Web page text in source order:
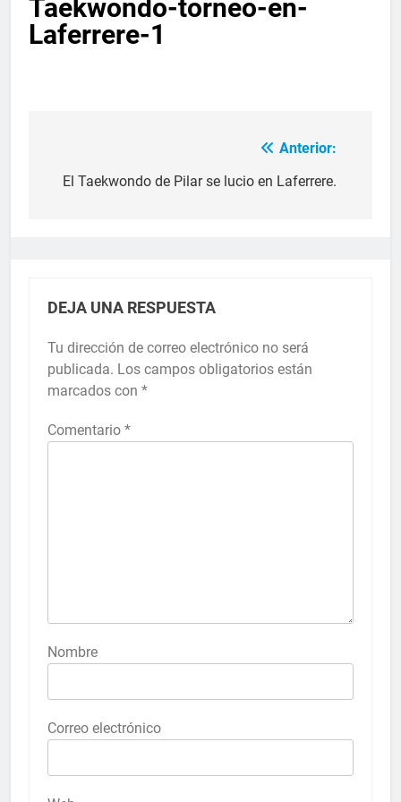
Taekwondo-torneo-en-
Laferrere-1
Anterior:
El Taekwondo de Pilar se lucio en Laferrere.
DEJA UNA RESPUESTA
Tu dirección de correo electrónico no será
publicada. Los campos obligatorios están
marcados con *
Comentario *
Nombre
Correo electrónico